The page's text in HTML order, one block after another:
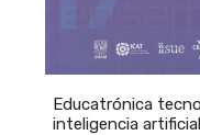
Educatrónica
inteligencia